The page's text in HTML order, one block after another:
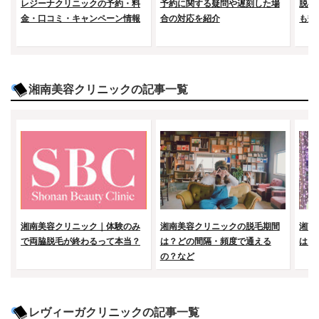
レジーナクリニックの予約・料
金・口コミ・キャンペーン情報
予約に関する疑問や遅刻した場
合の対応を紹介
脱毛
も
湘南美容クリニックの記事一覧
湘南美容クリニック｜体験のみ
で両脇脱毛が終わるって本当？
湘南美容クリニックの脱毛期間
は？どの間隔・頻度で通える
の？など
湘南
は？
レヴィーガクリニックの記事一覧